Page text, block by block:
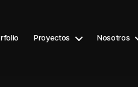
Proyectos Nosotros